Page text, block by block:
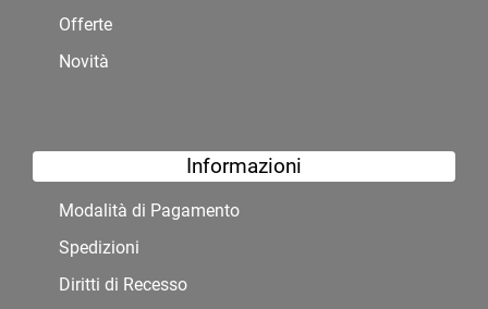
Offerte
Novità
Informazioni
Modalità di Pagamento
Spedizioni
Diritti di Recesso